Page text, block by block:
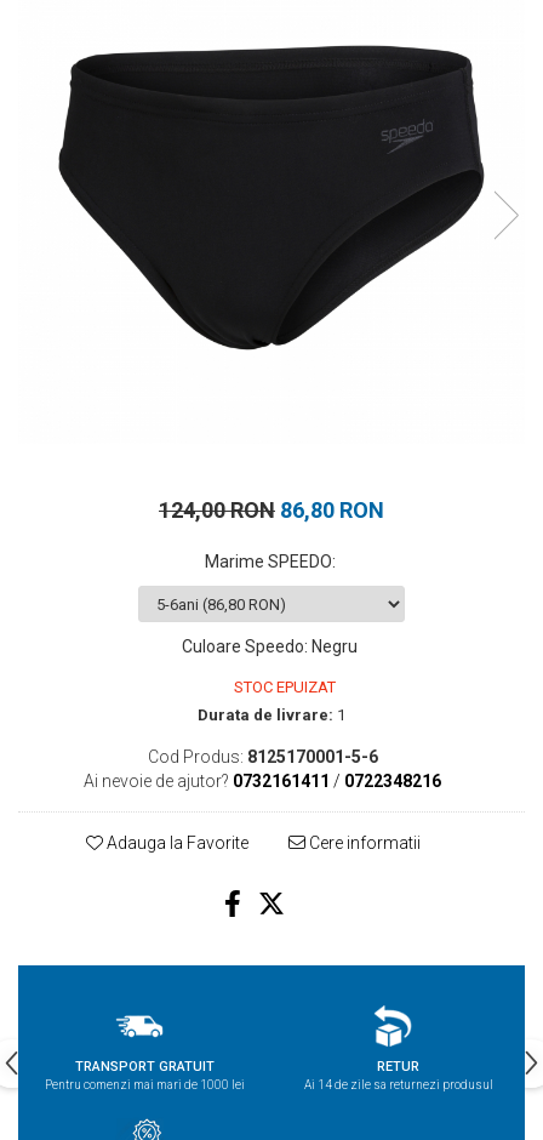
Genti si rucsacuri
Tricouri, pantaloni, bluze
Costume profesionale inot
124,00 RON 86,80 RON
Marime SPEEDO:
Culoare Speedo: Negru
STOC EPUIZAT
Durata de livrare: 1
Cod Produs: 8125170001-5-6
Ai nevoie de ajutor? 0732161411 / 0722348216
Adauga la Favorite Cere informatii
TRANSPORT GRATUIT
Pentru comenzi mai mari de 1000 lei
RETUR
Ai 14 de zile sa returnezi produsul